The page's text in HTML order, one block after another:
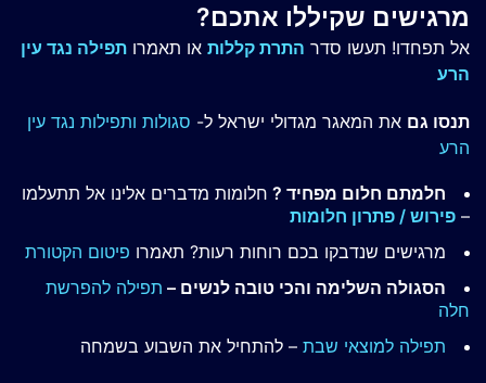
מרגישים שקיללו אתכם?
אל תפחדו! תעשו סדר התרת קללות או תאמרו תפילה נגד עין
הרע
תנסו גם את המאגר מגדולי ישראל ל- סגולות ותפילות נגד עין
הרע
חלמתם חלום מפחיד ? חלומות מדברים אלינו אל תתעלמו
– פירוש / פתרון חלומות
מרגישים שנדבקו בכם רוחות רעות? תאמרו פיטום הקטורת
הסגולה השלימה והכי טובה לנשים – תפילה להפרשת
חלה
תפילה למוצאי שבת – להתחיל את השבוע בשמחה